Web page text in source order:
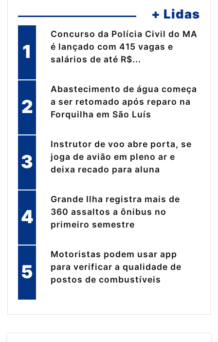
+ Lidas
1
Concurso da Polícia Civil do MA
é lançado com 415 vagas e
salários de até R$...
2
Abastecimento de água começa
a ser retomado após reparo na
Forquilha em São Luís
3
Instrutor de voo abre porta, se
joga de avião em pleno ar e
deixa recado para aluna
4
Grande Ilha registra mais de
360 assaltos a ônibus no
primeiro semestre
5
Motoristas podem usar app
para verificar a qualidade de
postos de combustíveis